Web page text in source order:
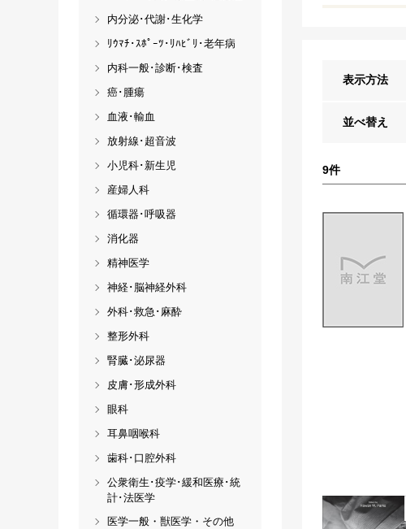
表示方法
並べ替え
9件
内分泌･代謝･生化学
ﾘｳﾏﾁ･ｽﾎﾟｰﾂ･ﾘﾊﾋﾞﾘ･老年病
内科一般･診断･検査
癌･腫瘍
血液･輸血
放射線･超音波
小児科･新生児
産婦人科
循環器･呼吸器
消化器
精神医学
神経･脳神経外科
外科･救急･麻酔
整形外科
腎臓･泌尿器
皮膚･形成外科
眼科
耳鼻咽喉科
歯科･口腔外科
公衆衛生･疫学･緩和医療･統
計･法医学
医学一般・獣医学・その他